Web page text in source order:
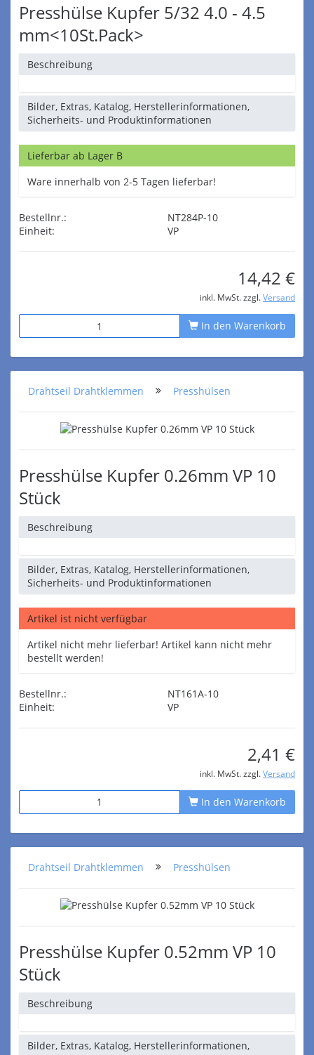
Presshülse Kupfer 5/32 4.0 - 4.5
mm<10St.Pack>
Beschreibung
Bilder, Extras, Katalog, Herstellerinformationen,
Sicherheits- und Produktinformationen
Lieferbar ab Lager B
Ware innerhalb von 2-5 Tagen lieferbar!
Bestellnr.:
NT284P-10
Einheit:
VP
14,42 €
inkl. MwSt. zzgl. Versand
In den Warenkorb
Drahtseil Drahtklemmen Presshülsen
Presshülse Kupfer 0.26mm VP 10
Stück
Beschreibung
Bilder, Extras, Katalog, Herstellerinformationen,
Sicherheits- und Produktinformationen
Artikel ist nicht verfügbar
Artikel nicht mehr lieferbar! Artikel kann nicht mehr
bestellt werden!
Bestellnr.:
NT161A-10
Einheit:
VP
2,41 €
inkl. MwSt. zzgl. Versand
In den Warenkorb
Drahtseil Drahtklemmen Presshülsen
Presshülse Kupfer 0.52mm VP 10
Stück
Beschreibung
Bilder, Extras, Katalog, Herstellerinformationen,